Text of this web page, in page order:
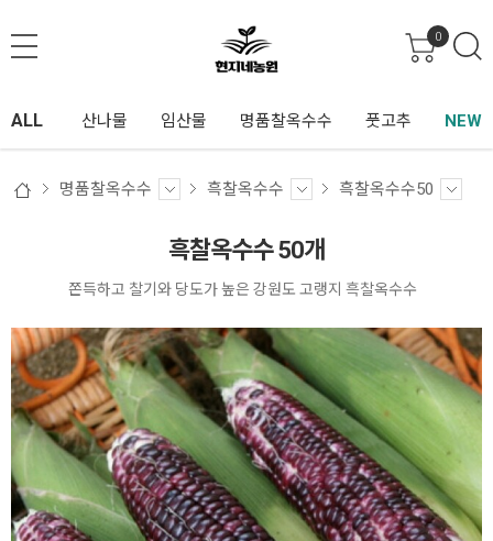
0
ALL 산나물 임산물 명품찰옥수수 풋고추 NEW
명품찰옥수수 흑찰옥수수 흑찰옥수수50
흑찰옥수수 50개
쫀득하고 찰기와 당도가 높은 강원도 고랭지 흑찰옥수수